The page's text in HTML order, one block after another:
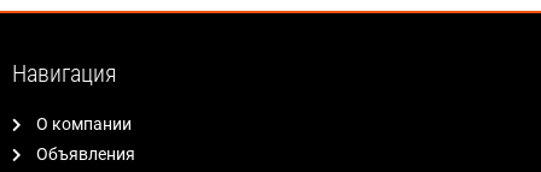
Навигация
О компании
Объявления